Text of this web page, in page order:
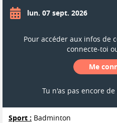
lun. 07 sept. 2026
Pour accéder aux infos de
connecte-toi
Me
Tu n'as pas encore
Sport : Badminton